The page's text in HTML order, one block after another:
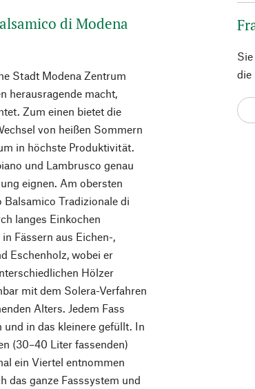
di Modena
Stadt Modena Zentrum
herausragende macht,
Zum einen bietet die
von heißen Sommern
in höchste Produktivität.
und Lambrusco genau
eignen. Am obersten
Balsamico Tradizionale di
langes Einkochen
Fässern aus Eichen-,
Eschenholz, wobei er
Hölzer
mit dem Solera-Verfahren
Alters. Jedem Fass
in das kleinere gefüllt. In
(30–40 Liter fassenden)
ein Viertel entnommen
das ganze Fasssystem und
die